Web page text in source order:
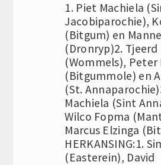
1. Piet Machiela
Jacobiparochie),
(Bitgum) en
(Dronryp)2. Tjeerd
(Wommels), Peter
(Bitgummole) en
(St.
Machiela (Sint
Wilco Fopma
Marcus Elzinga
HERKANSING:1.
(Easterein), David